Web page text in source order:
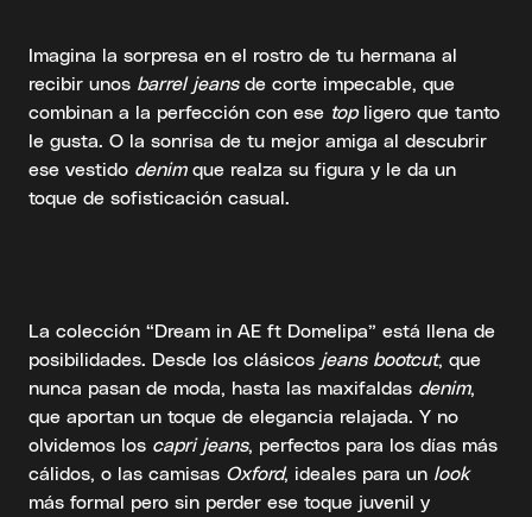
Imagina la sorpresa en el rostro de tu hermana al
recibir unos barrel jeansde corte impecable, que
combinan a la perfección con ese topligero que tanto
le gusta. O la sonrisa de tu mejor amiga al descubrir
ese vestido denimque realza su figura y le da un
toque de sofisticación casual.
La colección “Dream in AE ft Domelipa” está llena de
posibilidades. Desde los clásicos jeans bootcut, que
nunca pasan de moda, hasta las maxifaldas denim,
que aportan un toque de elegancia relajada. Y no
olvidemos los capri jeans, perfectos para los días más
cálidos, o las camisas Oxford, ideales para un look
más formal pero sin perder ese toque juvenil y